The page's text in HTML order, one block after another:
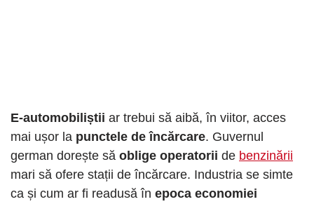
E-automobiliștii ar trebui să aibă, în viitor, acces
mai ușor la punctele de încărcare. Guvernul
german dorește să oblige operatorii de benzinării
mari să ofere stații de încărcare. Industria se simte
ca și cum ar fi readusă în epoca economiei